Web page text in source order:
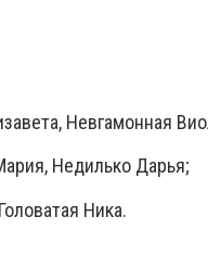
Невгамонная
Недилько Дарья;
Ника.